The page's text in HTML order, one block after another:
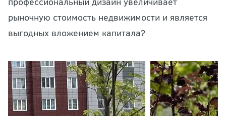
рыночную стоимость недвижимости и является
выгодных вложением капитала?